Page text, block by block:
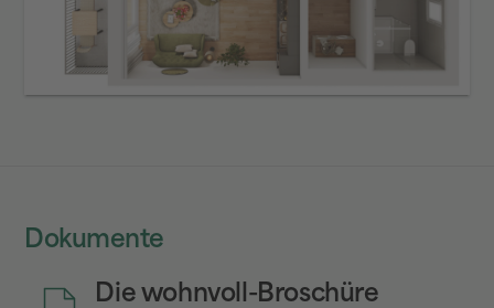
Dokumente
Die wohnvoll-Broschüre